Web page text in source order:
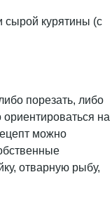
сырой курятины (с
порезать, либо
на
можно
отварную рыбу,